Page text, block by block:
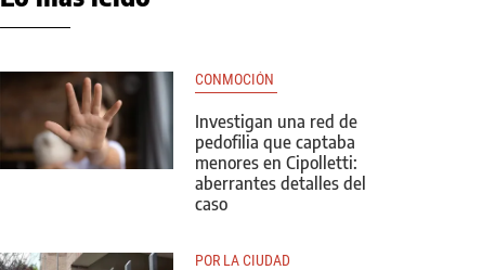
CONMOCIÓN
Investigan una red de
pedofilia que captaba
menores en Cipolletti:
aberrantes detalles del
caso
POR LA CIUDAD